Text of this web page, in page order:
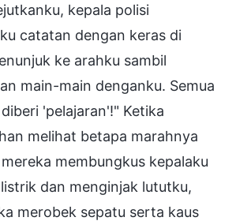
kepala polisi
catatan dengan keras di
ke arahku sambil
main-main denganku. Semua
'pelajaran'!" Ketika
melihat betapa marahnya
membungkus kepalaku
dan menginjak lututku,
merobek sepatu serta kaus